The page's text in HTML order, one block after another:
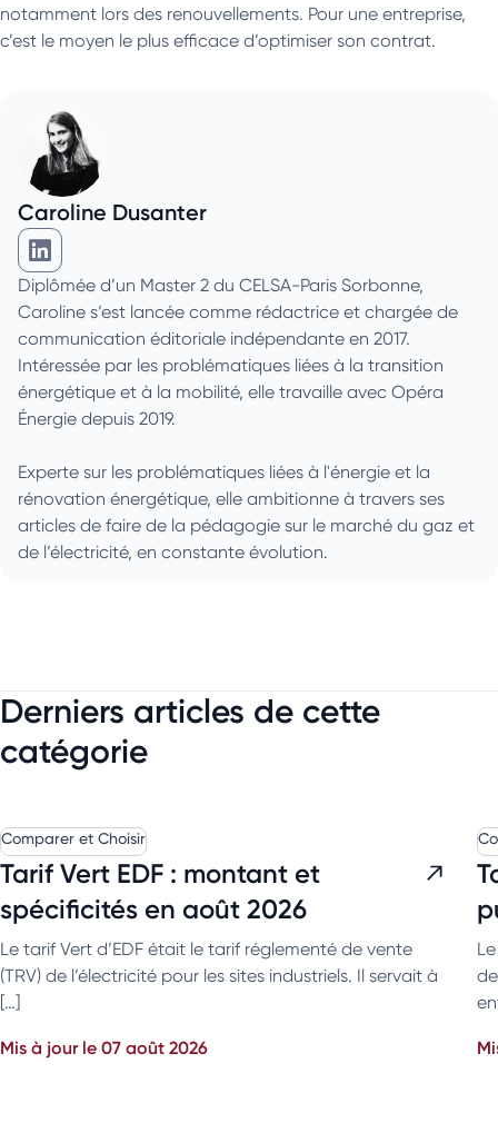
notamment lors des renouvellements. Pour une entreprise,
c’est le moyen le plus efficace d’optimiser son contrat.
Caroline Dusanter
Caroline Dusanter sur Linkedin
Diplômée d’un Master 2 du CELSA-Paris Sorbonne,
Caroline s’est lancée comme rédactrice et chargée de
communication éditoriale indépendante en 2017.
Intéressée par les problématiques liées à la transition
énergétique et à la mobilité, elle travaille avec Opéra
Énergie depuis 2019.
Experte sur les problématiques liées à l'énergie et la
rénovation énergétique, elle ambitionne à travers ses
articles de faire de la pédagogie sur le marché du gaz et
de l’électricité, en constante évolution.
Derniers articles de cette
catégorie
Comparer et Choisir
Tarif Vert EDF : montant et
spécificités en août 2026
Le tarif Vert d’EDF était le tarif réglementé de vente
(TRV) de l’électricité pour les sites industriels. Il servait à
[…]
Mis à jour le 07 août 2026